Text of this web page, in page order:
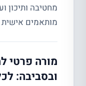
מחטיבה ותיכון
מותאמים
מורה פרטי
ובסביבה: